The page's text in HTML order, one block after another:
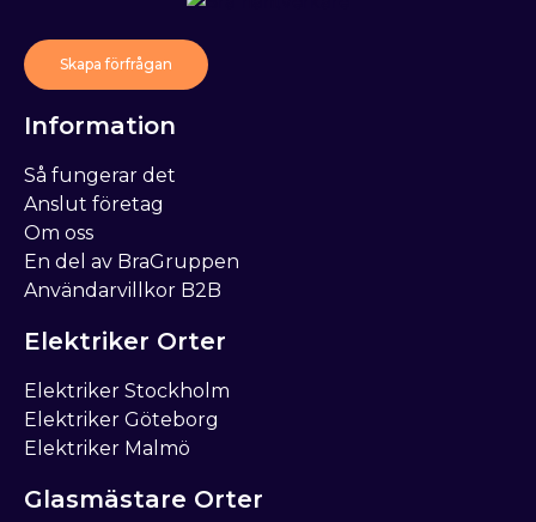
Glasmästare Orter
Elektriker Orter
Elektriker Stockholm
Elektriker Göteborg
Elektriker Malmö
Information
Så fungerar det
Anslut företag
Om oss
En del av BraGruppen
Användarvillkor B2B
Skapa förfrågan